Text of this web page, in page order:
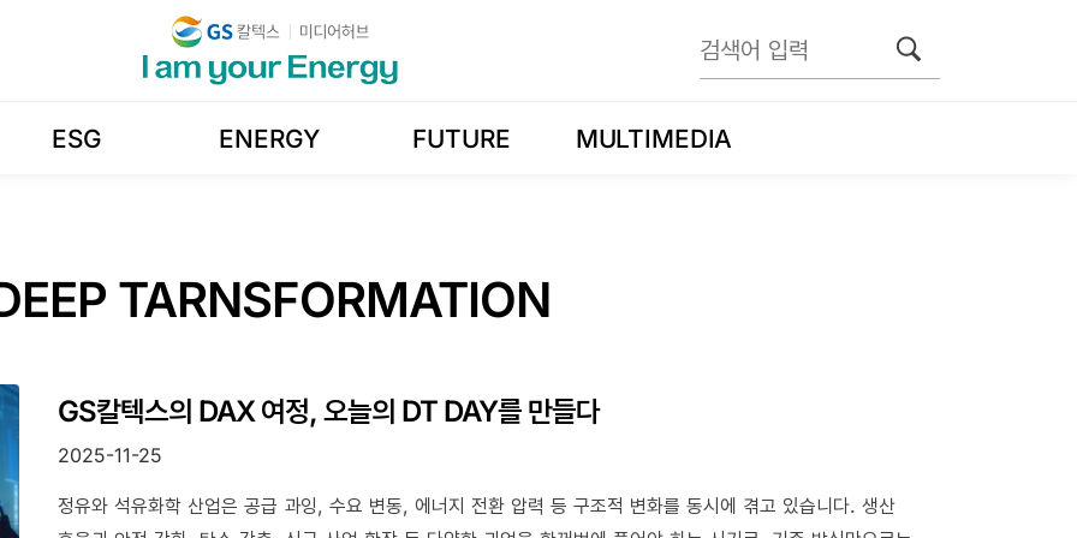
ESG ENERGY FUTURE MULTIMEDIA
TARNSFORMATION
GS칼텍스의 DAX 여정, 오늘의 DT DAY를 만들다
2025-11-25
정유와 석유화학 산업은 공급 과잉, 수요 변동, 에너지 전환 압력 등 구조적 변화를 동시에 겪고 있습니다. 생산